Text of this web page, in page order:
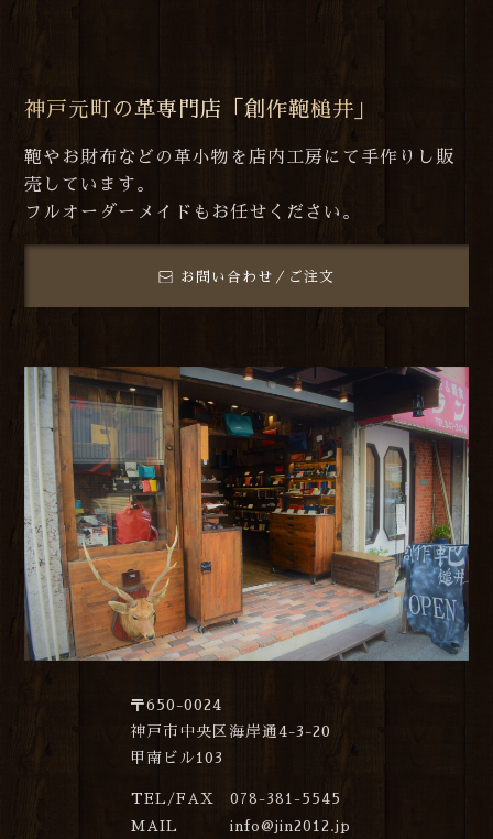
神戸元町の革専門店「創作鞄槌井」
鞄やお財布などの革小物を店内工房にて手作りし販
売しています。
フルオーダーメイドもお任せください。
お問い合わせ／ご注文
〒650-0024
神戸市中央区海岸通4-3-20
甲南ビル103
TEL/FAX
078-381-5545
MAIL
info@jin2012.jp